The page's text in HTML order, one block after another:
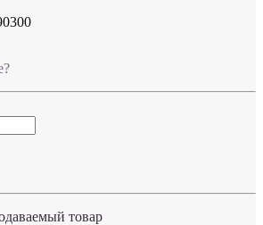
товар